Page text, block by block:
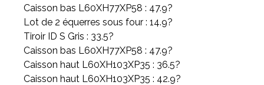
Caisson bas L60XH77XP58 : 47.9?
Lot de 2 équerres sous four : 14.9?
Tiroir ID S Gris : 33.5?
Caisson bas L60XH77XP58 : 47.9?
Caisson haut L60XH103XP35 : 36.5?
Caisson haut L60XH103XP35 : 42.9?